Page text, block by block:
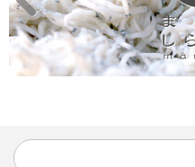
夏の贈り物...